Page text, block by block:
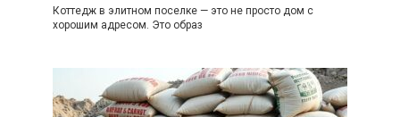
Коттедж в элитном поселке — это не просто дом с
хорошим адресом. Это образ